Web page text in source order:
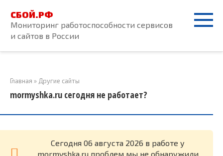
контенту
СБОЙ.РФ
Мониторинг работоспособности сервисов
и сайтов в России
Главная » Другие сайты
mormyshka.ru сегодня не работает?
Cегодня 06 августа 2026 в работе у
mormyshka.ru проблем мы не обнаружили